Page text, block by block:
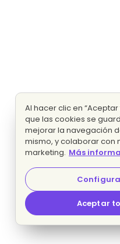
Al hacer clic en
que las cookies se
mejorar la navegación
mismo, y colaborar con
marketing. Más
Aceptar